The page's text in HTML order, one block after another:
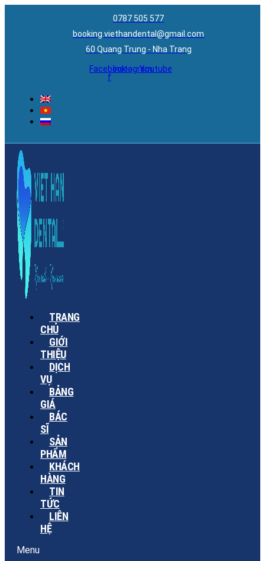
0787 505 577
booking.viethandental@gmail.com
60 Quang Trung - Nha Trang
Facebook-
f
InstagramYoutube
TRANG
CHỦ
GIỚI
THIỆU
DỊCH
VỤ
BẢNG
GIÁ
BÁC
SĨ
SẢN
PHẨM
KHÁCH
HÀNG
TIN
TỨC
LIÊN
HỆ
Menu